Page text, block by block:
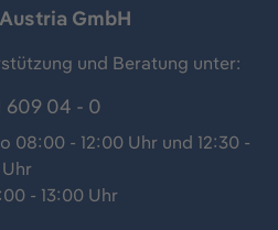
GmbH
und Beratung unter:
609 04 - 0
08:00 - 12:00 Uhr und 12:30 -
Uhr
- 13:00 Uhr